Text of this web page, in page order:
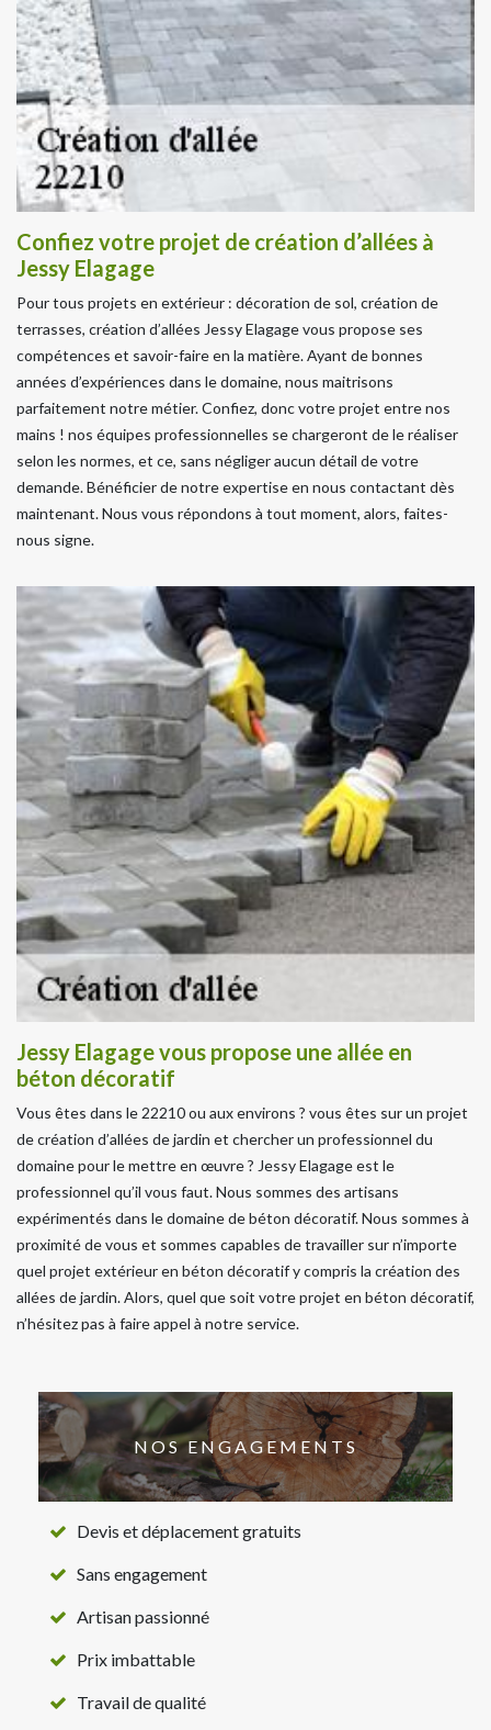
Confiez votre projet de création d’allées à
Jessy Elagage
Pour tous projets en extérieur : décoration de sol, création de
terrasses, création d’allées Jessy Elagage vous propose ses
compétences et savoir-faire en la matière. Ayant de bonnes
années d’expériences dans le domaine, nous maitrisons
parfaitement notre métier. Confiez, donc votre projet entre nos
mains ! nos équipes professionnelles se chargeront de le réaliser
selon les normes, et ce, sans négliger aucun détail de votre
demande. Bénéficier de notre expertise en nous contactant dès
maintenant. Nous vous répondons à tout moment, alors, faites-
nous signe.
Jessy Elagage vous propose une allée en
béton décoratif
Vous êtes dans le 22210 ou aux environs ? vous êtes sur un projet
de création d’allées de jardin et chercher un professionnel du
domaine pour le mettre en œuvre ? Jessy Elagage est le
professionnel qu’il vous faut. Nous sommes des artisans
expérimentés dans le domaine de béton décoratif. Nous sommes à
proximité de vous et sommes capables de travailler sur n’importe
quel projet extérieur en béton décoratif y compris la création des
allées de jardin. Alors, quel que soit votre projet en béton décoratif,
n’hésitez pas à faire appel à notre service.
NOS ENGAGEMENTS
Devis et déplacement gratuits
Sans engagement
Artisan passionné
Prix imbattable
Travail de qualité